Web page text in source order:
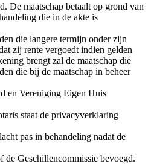
De maatschap betaalt op grond van
die in de akte is
die langere termijn onder zijn
zij rente vergoedt indien gelden
brengt zal de maatschap die
die bij de maatschap in beheer
en Vereniging Eigen Huis
staat de privacyverklaring
pas in behandeling nadat de
de Geschillencommissie bevoegd.